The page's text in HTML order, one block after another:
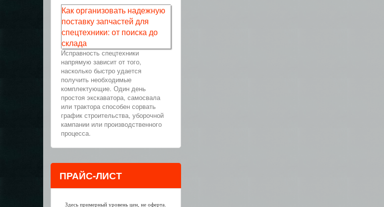
Как организовать надежную
поставку запчастей для
спецтехники: от поиска до
склада
Исправность спецтехники
напрямую зависит от того,
насколько быстро удается
получить необходимые
комплектующие. Один день
простоя экскаватора, самосвала
или трактора способен сорвать
график строительства, уборочной
кампании или производственного
процесса.
ПРАЙС-ЛИСТ
Здесь примерный уровень цен, не оферта.